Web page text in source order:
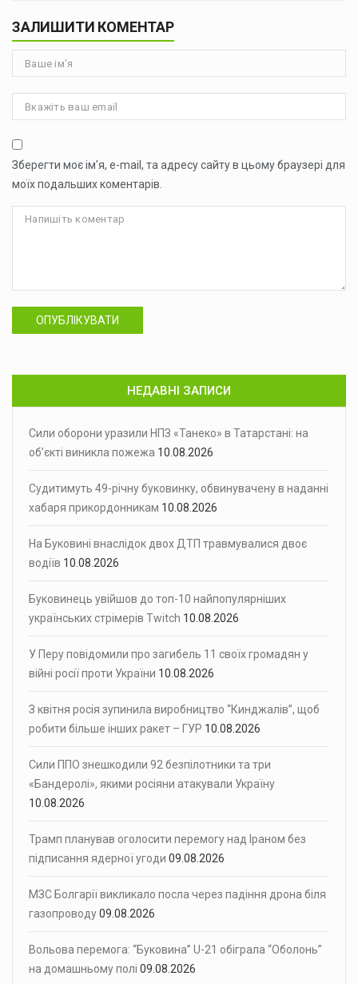
ЗАЛИШИТИ КОМЕНТАР
Зберегти моє ім'я, e-mail, та адресу сайту в цьому браузері для
моїх подальших коментарів.
ОПУБЛІКУВАТИ
НЕДАВНІ ЗАПИСИ
Сили оборони уразили НПЗ «Танеко» в Татарстані: на
об’єкті виникла пожежа 10.08.2026
Судитимуть 49-річну буковинку, обвинувачену в наданні
хабаря прикордонникам 10.08.2026
На Буковині внаслідок двох ДТП травмувалися двоє
водіїв 10.08.2026
Буковинець увійшов до топ-10 найпопулярніших
українських стрімерів Twitch 10.08.2026
У Перу повідомили про загибель 11 своїх громадян у
війні росії проти України 10.08.2026
З квітня росія зупинила виробництво “Кинджалів”, щоб
робити більше інших ракет – ГУР 10.08.2026
Сили ППО знешкодили 92 безпілотники та три
«Бандеролі», якими росіяни атакували Україну
10.08.2026
Трамп планував оголосити перемогу над Іраном без
підписання ядерної угоди 09.08.2026
МЗС Болгарії викликало посла через падіння дрона біля
газопроводу09.08.2026
Вольова перемога: “Буковина” U-21 обіграла “Оболонь”
на домашньому полі 09.08.2026